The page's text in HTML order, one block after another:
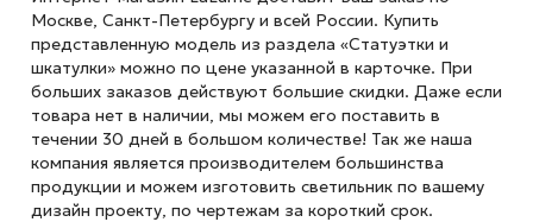
Москве, Санкт-Петербургу и всей России. Купить
представленную модель из раздела «Статуэтки и
шкатулки» можно по цене указанной в карточке. При
больших заказов действуют большие скидки. Даже если
товара нет в наличии, мы можем его поставить в
течении 30 дней в большом количестве! Так же наша
компания является производителем большинства
продукции и можем изготовить светильник по вашему
дизайн проекту, по чертежам за короткий срок.